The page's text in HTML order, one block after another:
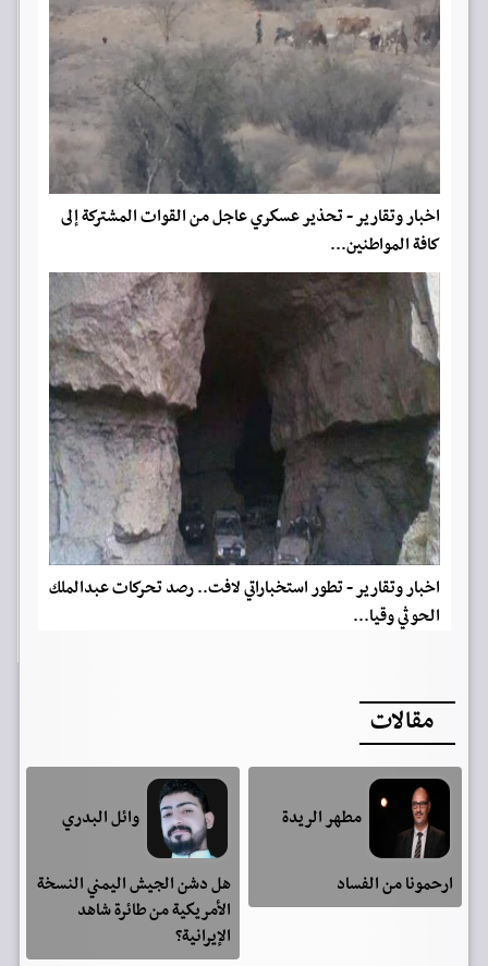
اخبار وتقارير - تحذير عسكري عاجل من القوات المشتركة إلى
كافة المواطنين...
اخبار وتقارير - تطور استخباراتي لافت.. رصد تحركات عبدالملك
الحوثي وقيا...
مقالات
مطهر الريدة
ارحمونا من الفساد
وائل البدري
هل دشن الجيش اليمني النسخة
الأمريكية من طائرة شاهد
الإيرانية؟